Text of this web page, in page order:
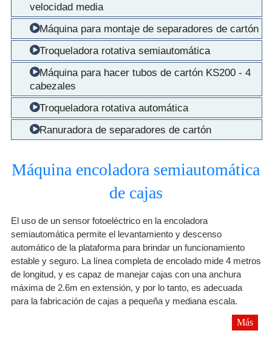
velocidad media
Máquina para montaje de separadores de cartón
Troqueladora rotativa semiautomática
Máquina para hacer tubos de cartón KS200 - 4
cabezales
Troqueladora rotativa automática
Ranuradora de separadores de cartón
Máquina encoladora semiautomática
de cajas
El uso de un sensor fotoeléctrico en la encoladora
semiautomática permite el levantamiento y descenso
automático de la plataforma para brindar un funcionamiento
estable y seguro. La línea completa de encolado mide 4 metros
de longitud, y es capaz de manejar cajas con una anchura
máxima de 2.6m en extensión, y por lo tanto, es adecuada
para la fabricación de cajas a pequeña y mediana escala.
Más